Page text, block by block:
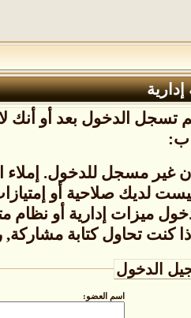
تسجل الدخول بعد أو أنك
أن غير مسجل للدخول.
لديك صلاحية أو
ميزات إدارية أو نظام
إذا كنت تحاول كتابة
الدخول
اسم العضو: